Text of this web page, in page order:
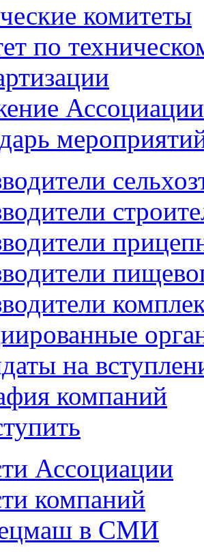
комитеты
по
на
компаний
Ассоциации
компаний
в СМИ